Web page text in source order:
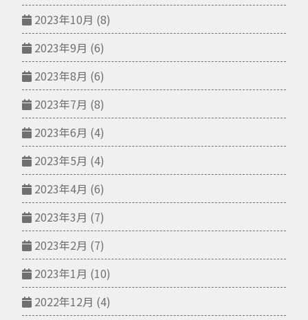
2023年10月 (8)
2023年9月 (6)
2023年8月 (6)
2023年7月 (8)
2023年6月 (4)
2023年5月 (4)
2023年4月 (6)
2023年3月 (7)
2023年2月 (7)
2023年1月 (10)
2022年12月 (4)